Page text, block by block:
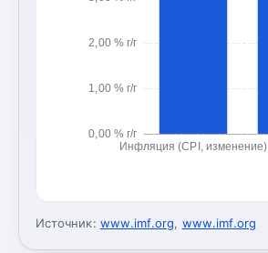
0,00 % г/г
1,00 % г/г
2,00 % г/г
Инфляция (CPI, изменение)
Источник: www.imf.org, www.imf.org